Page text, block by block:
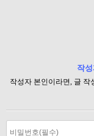
작
작성자 본인이라면, 글 작